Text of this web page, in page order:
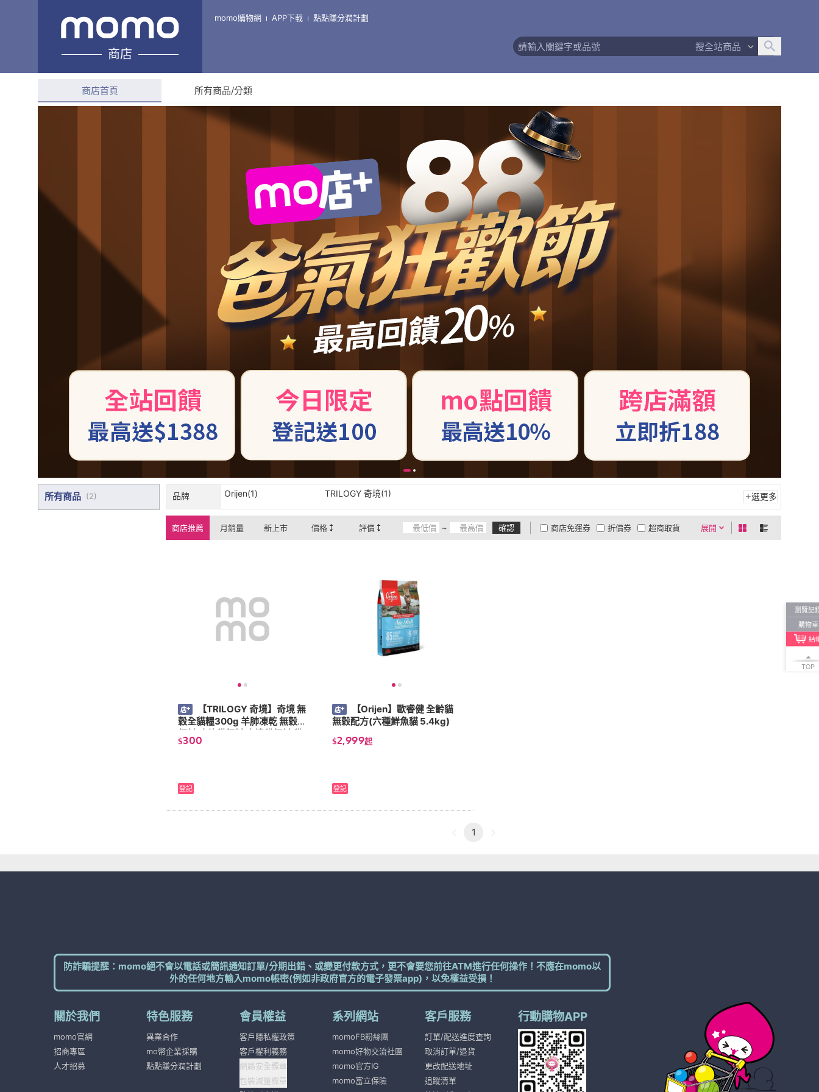
商店
momo購物網 APP下載 點點賺分潤計劃
搜全站商品
寵物大師
綜合評分 -- 商店簡介 退換貨須知
商店首頁 所有商品/分類
所有商品 (2) 品牌 Orijen(1) TRILOGY 奇境(1) 選更多
商店推薦 月銷量 新上市 價格 評價 ~ 確認 展開
折價券
有影片
商品有量
超商取貨
商店免運券
0利率
【TRILOGY 奇境】奇境 無
穀全貓糧300g 羊肺凍乾 無穀貓
飼料 凍乾貓飼料 奇境貓飼料 貓
飼料 貓糧 凍乾飼料
$300
登記
【Orijen】歐睿健 全齡貓
無穀配方(六種鮮魚貓 5.4kg)
$2,999起
登記
1
防詐騙提醒：momo絕不會以電話或簡訊通知訂單/分期出錯、或變更付款方式，更不會要您前往ATM進行任何操作！不應在momo以
外的任何地方輸入momo帳密(例如非政府官方的電子發票app)，以免權益受損！
關於我們
momo官網
招商專區
人才招募
特色服務
異業合作
mo幣企業採購
點點賺分潤計劃
會員權益
客戶隱私權政策
客戶權利義務
網路安全標章
包裝減量標章
系列網站
momoFB粉絲團
momo好物交流社團
momo官方IG
momo富立保險
客戶服務
訂單/配送進度查詢
取消訂單/退貨
更改配送地址
追蹤清單
行動購物APP
瀏覽記
購物車
結
TOP